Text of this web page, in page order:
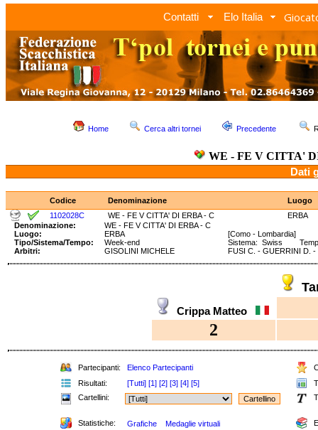
Contatti Elo Italia
Home Cerca altri tornei Precedente
WE - FE V CITTA'
Dati
Codice Denominazione
Luogo
1102028C
WE - FE V CITTA' DI ERBA - C
ERBA
Denominazione:
WE - FE V CITTA' DI ERBA - C
Luogo:
ERBA
[Como - Lombardia]
Tipo/Sistema/Tempo:
Week-end
Sistema: Swiss
Arbitri:
GISOLINI MICHELE FUSI C. - GUERRINI D. -
Crippa Matteo
2
Partecipanti: Elenco Partecipanti
Risultati:
[Tutti] [1] [2] [3] [4] [5]
Cartellini:
Statistiche: Grafiche Medaglie virtuali